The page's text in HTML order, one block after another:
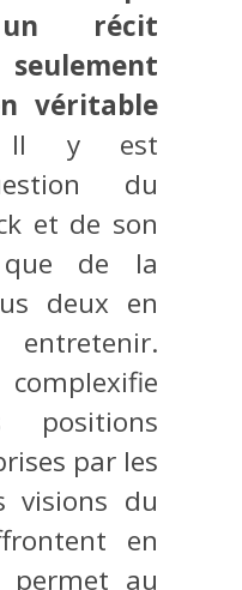
un récit
véritable
y est
du
et de son
de la
deux en
positions
par les
visions du
en
permet au